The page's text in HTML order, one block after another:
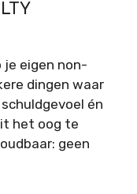
eigen non-
dingen waar
én
het oog te
geen